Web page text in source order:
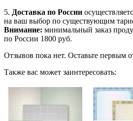
5. Доставка по России
на ваш выбор по существующим
Внимание: минимальный заказ
по России 1800 руб.
Отзывов пока нет. Оставьте первым
Также вас может заинтересовать: